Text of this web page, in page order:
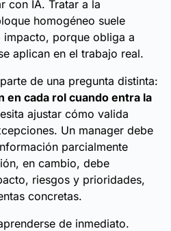
con IA. Tratar a la
homogéneo suele
porque obliga a
aplican en el trabajo real.
de una pregunta distinta:
en cada rol cuando entra la
ajustar cómo valida
Un manager debe
parcialmente
en cambio, debe
riesgos y prioridades,
concretas.
de inmediato.